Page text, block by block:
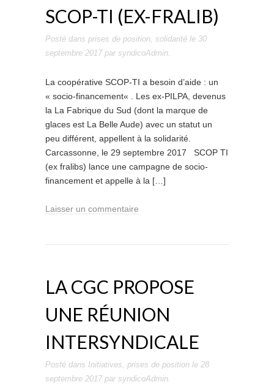
SCOP-TI (EX-FRALIB)
Posté dans prises de position, solidarité le 30
septembre 2017par syndicoAdmin.
La coopérative SCOP-TI a besoin d’aide : un
« socio-financement« . Les ex-PILPA, devenus
la La Fabrique du Sud (dont la marque de
glaces est La Belle Aude) avec un statut un
peu différent, appellent à la solidarité.
Carcassonne, le 29 septembre 2017 SCOP TI
(ex fralibs) lance une campagne de socio-
financement et appelle à la […]
Laisser un commentaire
LA CGC PROPOSE
UNE RÉUNION
INTERSYNDICALE
Posté dans Initiatives, prises de position le 28
septembre 2017par syndicoAdmin.